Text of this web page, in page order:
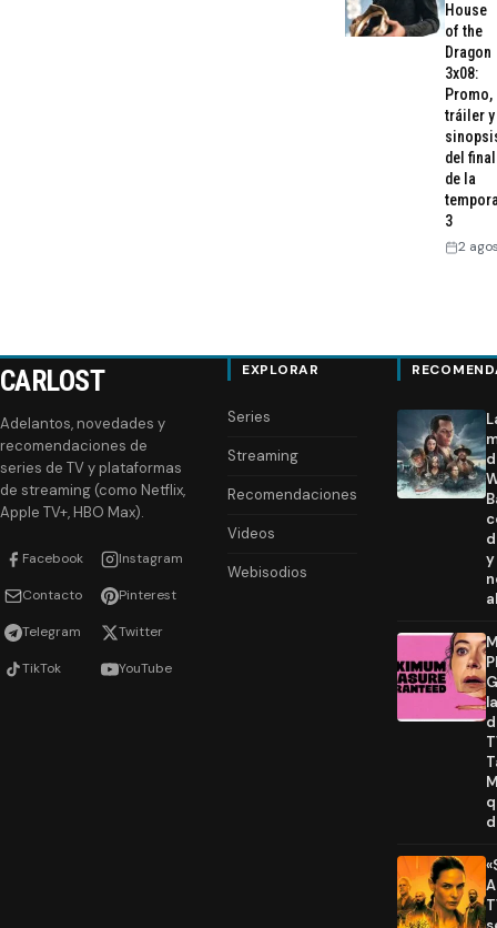
House
of the
Dragon
3x08:
Promo,
tráiler y
del final
de la
3
2
CARLOST
Adelantos, novedades y
recomendaciones de
series de TV y plataformas
de streaming (como Netflix,
Apple TV+, HBO Max).
Facebook Instagram
Contacto Pinterest
Telegram Twitter
TikTok YouTube
EXPLORAR
Series
Streaming
Recomendaciones
Videos
Webisodios
y